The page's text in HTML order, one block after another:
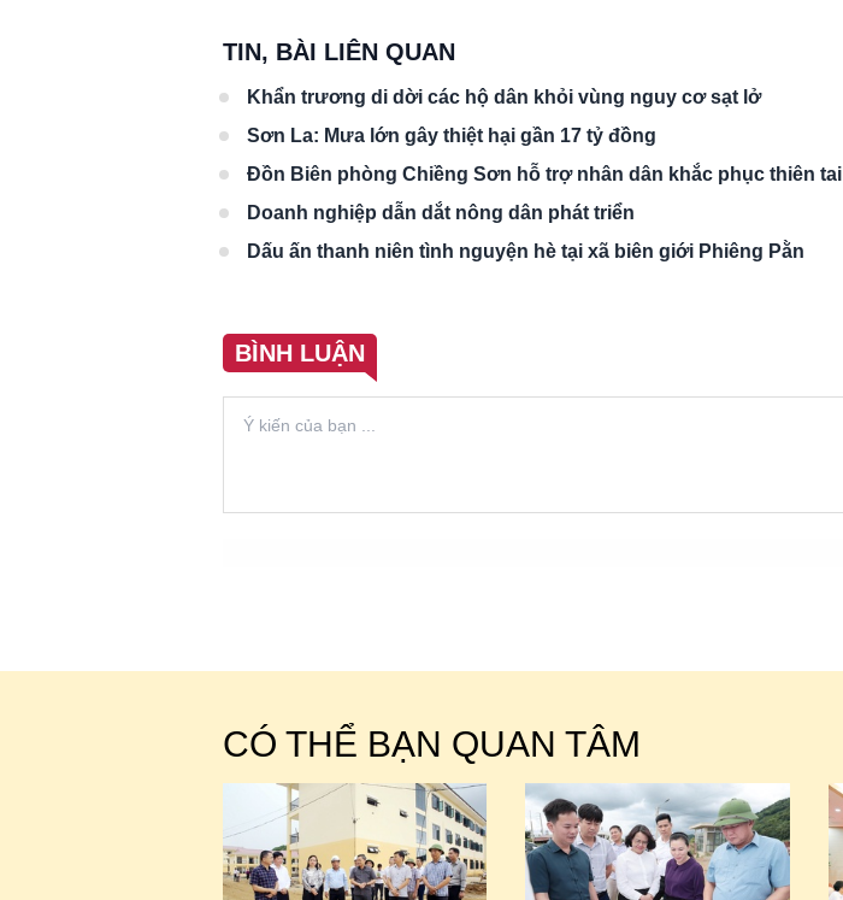
TIN, BÀI LIÊN QUAN
Khẩn trương di dời các hộ dân khỏi vùng nguy cơ sạt lở
Sơn La: Mưa lớn gây thiệt hại gần 17 tỷ đồng
Đồn Biên phòng Chiềng Sơn hỗ trợ nhân dân khắc phục thiên tai
Doanh nghiệp dẫn dắt nông dân phát triển
Dấu ấn thanh niên tình nguyện hè tại xã biên giới Phiêng Pằn
BÌNH LUẬN
CÓ THỂ BẠN QUAN TÂM